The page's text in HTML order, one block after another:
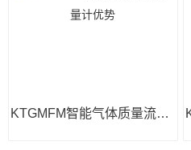
KTGMFM智能气体质量流量计优势